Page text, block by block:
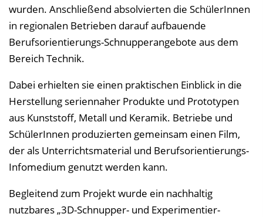
wurden. Anschließend absolvierten die SchülerInnen
in regionalen Betrieben darauf aufbauende
Berufsorientierungs-Schnupperangebote aus dem
Bereich Technik.
Dabei erhielten sie einen praktischen Einblick in die
Herstellung seriennaher Produkte und Prototypen
aus Kunststoff, Metall und Keramik. Betriebe und
SchülerInnen produzierten gemeinsam einen Film,
der als Unterrichtsmaterial und Berufsorientierungs-
Infomedium genutzt werden kann.
Begleitend zum Projekt wurde ein nachhaltig
nutzbares „3D-Schnupper- und Experimentier-